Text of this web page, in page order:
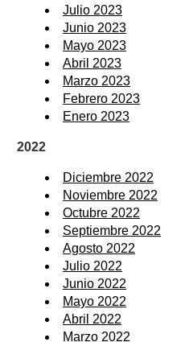
Julio 2023
Junio 2023
Mayo 2023
Abril 2023
Marzo 2023
Febrero 2023
Enero 2023
2022
Diciembre 2022
Noviembre 2022
Octubre 2022
Septiembre 2022
Agosto 2022
Julio 2022
Junio 2022
Mayo 2022
Abril 2022
Marzo 2022